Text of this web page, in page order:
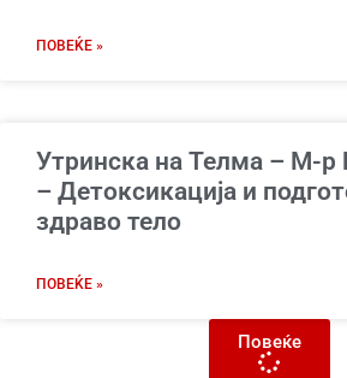
ПОВЕЌЕ »
Утринска на Телма – М-р
– Детоксикација и
здраво тело
ПОВЕЌЕ »
Повеќе